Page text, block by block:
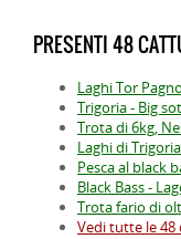
PRESENTI 48
Laghi Tor
Trigoria - Big
Trota di 6kg,
Laghi di
Pesca al black
Black Bass -
Trota fario di
Vedi tutte le 48